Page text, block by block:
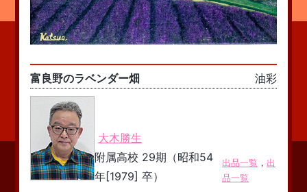
富良野のラベンダー畑 油彩
大木勝生
附属高校 29期（昭和54
年[1979] 卒）
出品一覧 ， 出
品一覧